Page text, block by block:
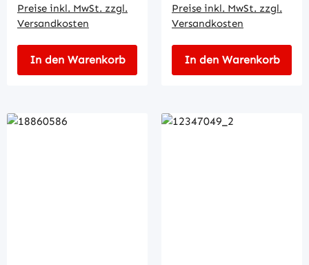
Preise inkl. MwSt. zzgl.
Versandkosten
In den Warenkorb
Preise inkl. MwSt. zzgl.
Versandkosten
In den Warenkorb